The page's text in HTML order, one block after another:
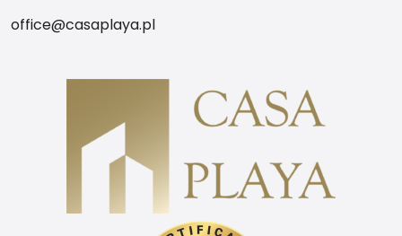
office@casaplaya.pl